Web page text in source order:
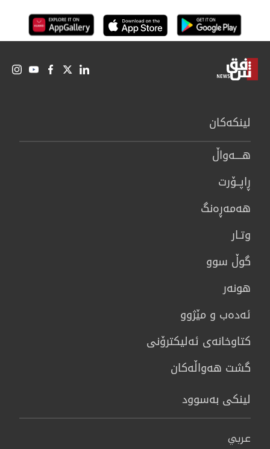
لینكەكان
هــــه‌واڵ
ڕاپــۆرت
هه‌مه‌ڕه‌نگ
وتـار
گوڵ سوو
هونه‌ر
ئەدەب و مێژوو
كتاوخانه‌ی ئه‌ليكترۆنی
گشت هەواڵەکان
لینکی بەسوود
عربي